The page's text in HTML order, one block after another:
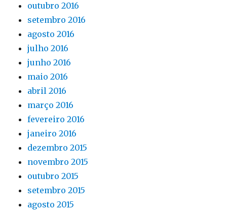
outubro 2016
setembro 2016
agosto 2016
julho 2016
junho 2016
maio 2016
abril 2016
março 2016
fevereiro 2016
janeiro 2016
dezembro 2015
novembro 2015
outubro 2015
setembro 2015
agosto 2015